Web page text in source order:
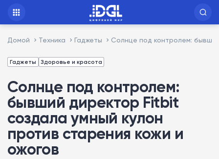
Домой Техника Гаджеты Солнце под контролем:
Гаджеты Здоровье и красота
Солнце под контролем:
бывший директор Fitbit
создала умный кулон
против старения кожи и
ожогов